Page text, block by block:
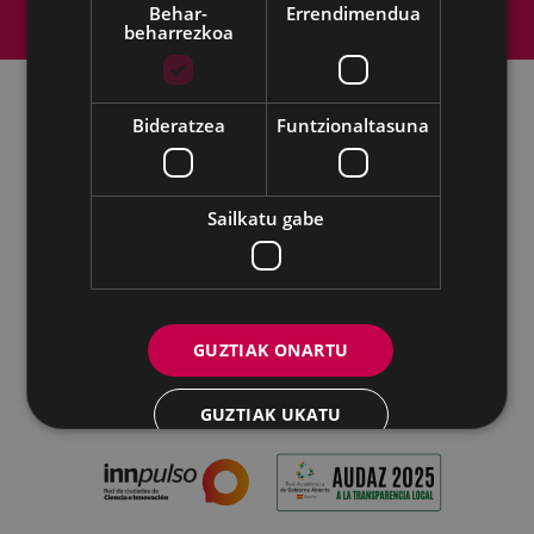
Irisgarritasuna
Kontaktua
Lege-oharra
Udalaren sare sozial guztiak
Eibarko Udala - Untzaga plaza, 1 | 20600 Eibar
Tfnoa.: 943 70 84 00 / 010 | Faxa: 943 70 84 16 |
pegora@eibar.eus
IFZ: P2003100A | DIR3 L01200300
Behar-
beharrezkoa
Errendimendua
Bideratzea Funtzionaltasuna
Sailkatu gabe
GUZTIAK ONARTU
GUZTIAK UKATU
XEHETASUNAK ERAKUTSI